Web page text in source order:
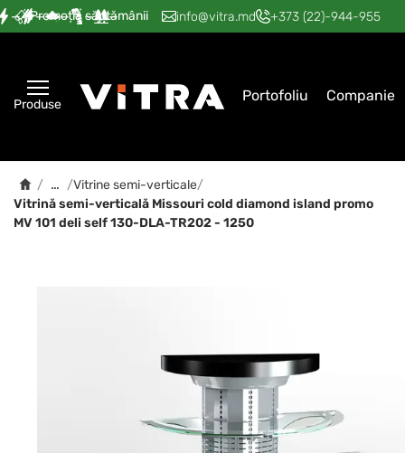
Promoția săptămânii
— — — — — info@vitra.md +373 (22)-944-955
Produse Portofoliu Companie
/ … /Vitrine semi-verticale/
Vitrină semi-verticală Мissouri cold diamond island promo
MV 101 deli self 130-DLA-TR202 - 1250